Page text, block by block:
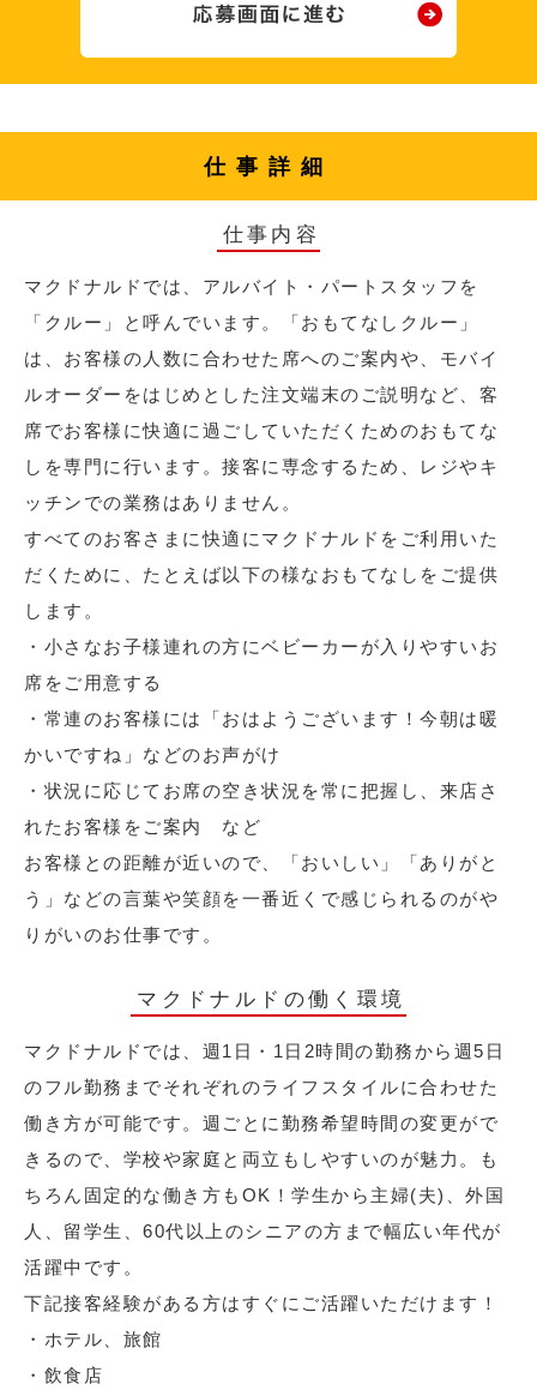
仕事詳細
仕事内容
マクドナルドでは、アルバイト・パートスタッフを
「クルー」と呼んでいます。「おもてなしクルー」
は、お客様の人数に合わせた席へのご案内や、モバイ
ルオーダーをはじめとした注文端末のご説明など、客
席でお客様に快適に過ごしていただくためのおもてな
しを専門に行います。接客に専念するため、レジやキ
ッチンでの業務はありません。
すべてのお客さまに快適にマクドナルドをご利用いた
だくために、たとえば以下の様なおもてなしをご提供
します。
・小さなお子様連れの方にベビーカーが入りやすいお
席をご用意する
・常連のお客様には「おはようございます！今朝は暖
かいですね」などのお声がけ
・状況に応じてお席の空き状況を常に把握し、来店さ
れたお客様をご案内 など
お客様との距離が近いので、「おいしい」「ありがと
う」などの言葉や笑顔を一番近くで感じられるのがや
りがいのお仕事です。
マクドナルドの働く環境
マクドナルドでは、週1日・1日2時間の勤務から週5日
のフル勤務までそれぞれのライフスタイルに合わせた
働き方が可能です。週ごとに勤務希望時間の変更がで
きるので、学校や家庭と両立もしやすいのが魅力。も
ちろん固定的な働き方もOK！学生から主婦(夫)、外国
人、留学生、60代以上のシニアの方まで幅広い年代が
活躍中です。
下記接客経験がある方はすぐにご活躍いただけます！
・ホテル、旅館
・飲食店